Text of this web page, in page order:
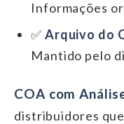
Informações
✅ Arquivo do
Mantido pelo
COA com
distribuidores